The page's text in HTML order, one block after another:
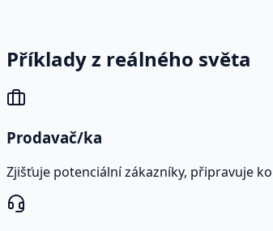
Příklady z reálného světa
Prodavač/ka
Zjišťuje potenciální zákazníky, připravuje